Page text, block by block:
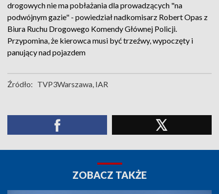
drogowych nie ma pobłażania dla prowadzących "na
podwójnym gazie" - powiedział nadkomisarz Robert Opas z
Biura Ruchu Drogowego Komendy Głównej Policji.
Przypomina, że kierowca musi być trzeźwy, wypoczęty i
panujący nad pojazdem
Źródło: TVP3Warszawa, IAR
ZOBACZ TAKŻE